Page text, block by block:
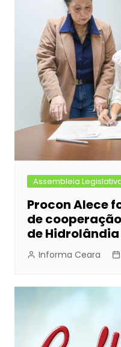
Assembleia
Procon Alece
de
de
Informa Ceara